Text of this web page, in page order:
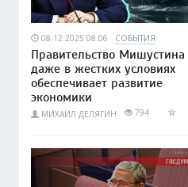
08.12.2025 08:06 СОБЫТИЯ
Правительство Мишустина
даже в жестких условиях
обеспечивает развитие
экономики
МИХАИЛ ДЕЛЯГИН 794